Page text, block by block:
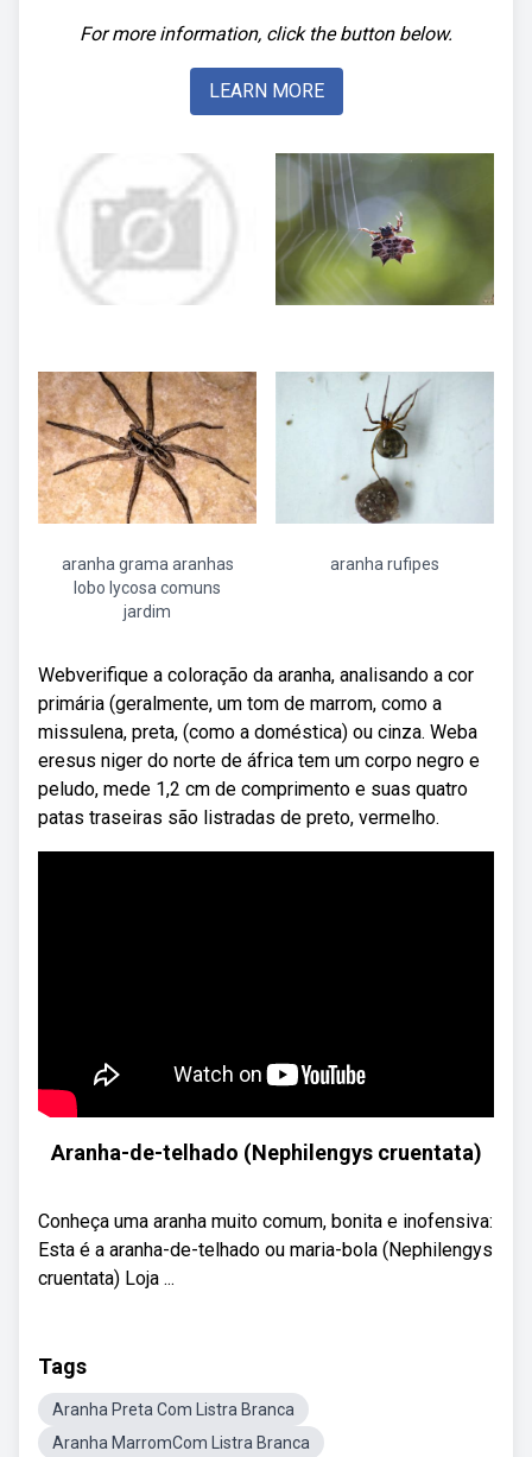
For more information, click the button below.
LEARN MORE
aranha grama aranhas
lobo lycosa comuns
jardim
aranha rufipes
Webverifique a coloração da aranha, analisando a cor
primária (geralmente, um tom de marrom, como a
missulena, preta, (como a doméstica) ou cinza. Weba
eresus niger do norte de áfrica tem um corpo negro e
peludo, mede 1,2 cm de comprimento e suas quatro
patas traseiras são listradas de preto, vermelho.
Aranha-de-telhado (Nephilengys cruentata)
Conheça uma aranha muito comum, bonita e inofensiva:
Esta é a aranha-de-telhado ou maria-bola (Nephilengys
cruentata) Loja ...
Tags
Aranha Preta Com Listra Branca
Aranha MarromCom Listra Branca